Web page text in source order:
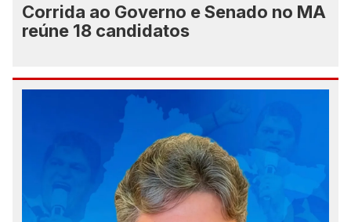
Corrida ao Governo e Senado no MA
reúne 18 candidatos